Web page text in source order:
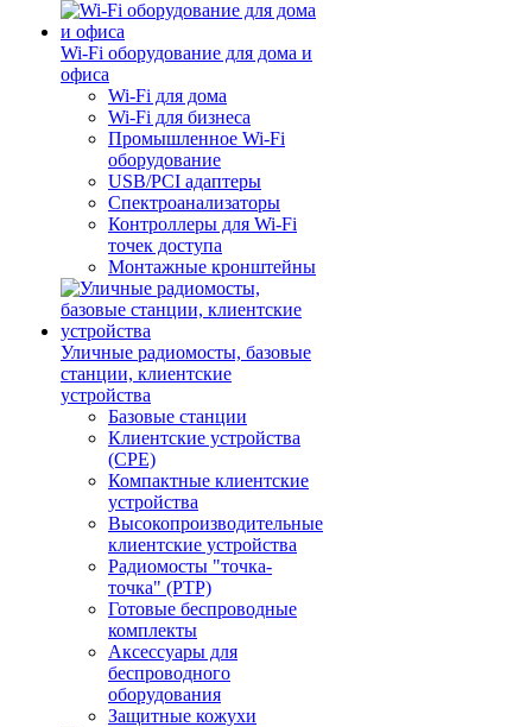
Wi-Fi оборудование для дома и
офиса
Wi-Fi для дома
Wi-Fi для бизнеса
Промышленное Wi-Fi
оборудование
USB/PCI адаптеры
Cпектроанализаторы
Контроллеры для Wi-Fi
точек доступа
Монтажные кронштейны
Уличные радиомосты, базовые
станции, клиентские
устройства
Базовые станции
Клиентские устройства
(CPE)
Компактные клиентские
устройства
Высокопроизводительные
клиентские устройства
Радиомосты "точка-
точка" (PTP)
Готовые беспроводные
комплекты
Аксессуары для
беспроводного
оборудования
Защитные кожухи